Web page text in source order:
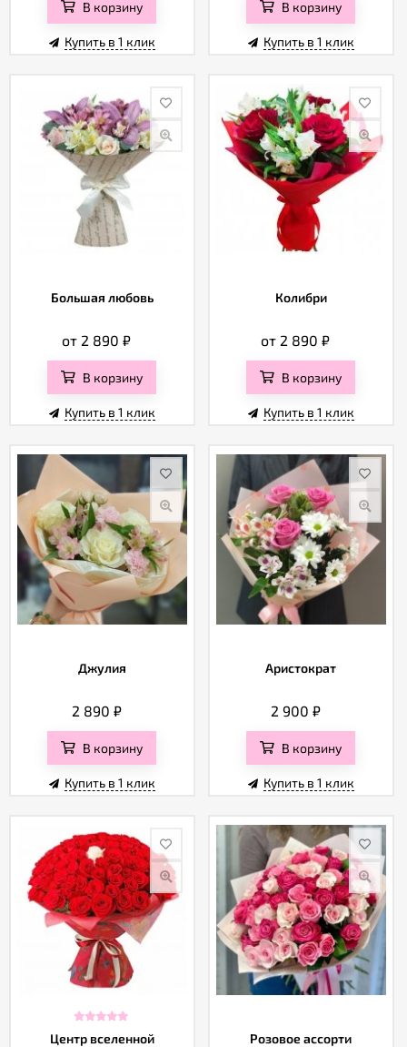
В корзину
Купить в 1 клик
В корзину
Купить в 1 клик
Большая любовь
от 2 890₽
В корзину
Купить в 1 клик
Колибри
от 2 890₽
В корзину
Купить в 1 клик
Джулия
2 890 ₽
В корзину
Купить в 1 клик
Аристократ
2 900 ₽
В корзину
Купить в 1 клик
Центр вселенной Розовое ассорти